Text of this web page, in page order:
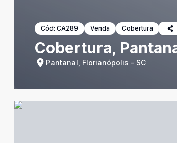
Cód: CA289 Venda Cobertura
Cobertura,
Pantanal, Florianópolis - SC